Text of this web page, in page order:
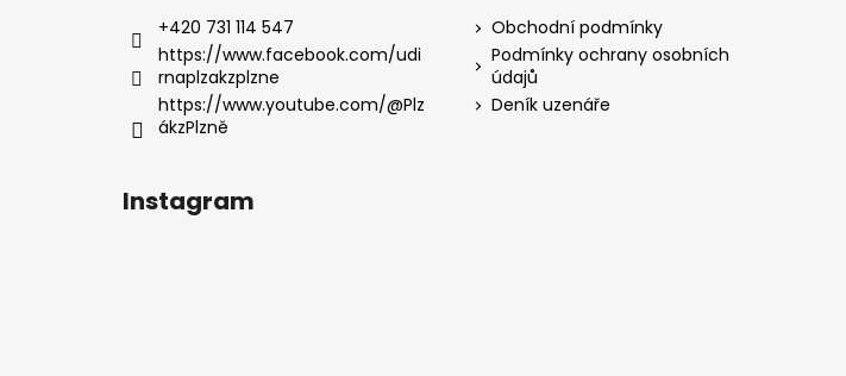
+420 731 114 547
https://www.facebook.com/udi
rnaplzakzplzne
https://www.youtube.com/@Plz
ákzPlzně
Obchodní podmínky
Podmínky ochrany osobních
údajů
Deník uzenáře
Instagram